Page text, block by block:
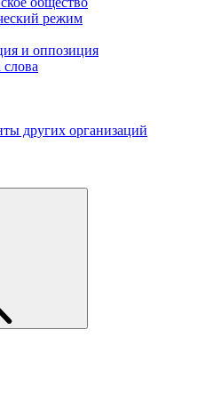
режим
и оппозиция
других организаций